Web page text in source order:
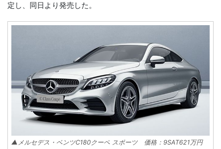
定し、同日より発売した。
▲メルセデス・ベンツC180クーペ スポーツ 価格：9SAT621万円